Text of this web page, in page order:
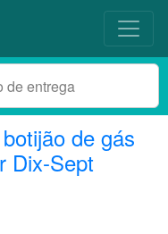
botijão de gás
Dix-Sept